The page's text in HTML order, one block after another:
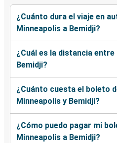
¿Cuánto dura el viaje en
Minneapolis a Bemidji?
¿Cuál es la distancia entre
Bemidji?
¿Cuánto cuesta el boleto
Minneapolis y Bemidji?
¿Cómo puedo pagar mi
Minneapolis a Bemidji?